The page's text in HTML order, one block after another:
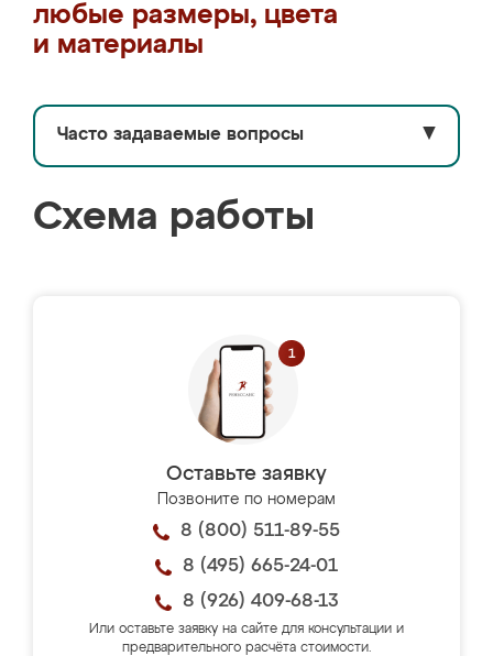
любые размеры, цвета
и материалы
Часто задаваемые вопросы ▼
Схема работы
Оставьте заявку
Позвоните по номерам
8 (800) 511-89-55
8 (495) 665-24-01
8 (926) 409-68-13
Или оставьте заявку на сайте для консультации и
предварительного расчёта стоимости.